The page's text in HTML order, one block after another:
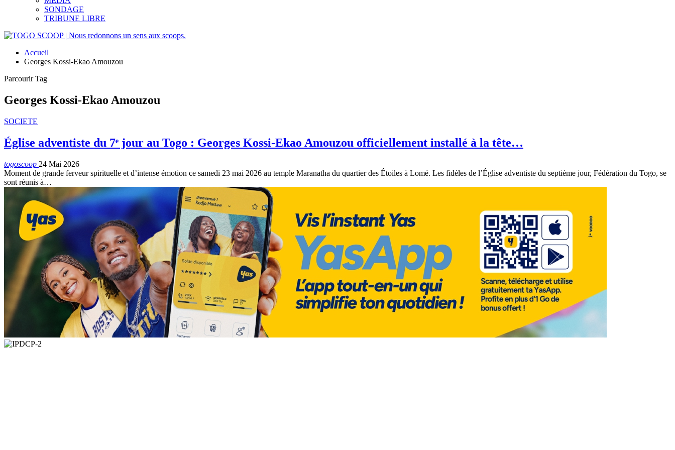
SONDAGE
TRIBUNE LIBRE
Accueil
Georges Kossi-Ekao Amouzou
Parcourir Tag
Georges Kossi-Ekao Amouzou
SOCIETE
Église adventiste du 7ᵉ jour au Togo : Georges Kossi-Ekao Amouzou officiellement installé à la tête…
togoscoop 24 Mai 2026
Moment de grande ferveur spirituelle et d’intense émotion ce samedi 23 mai 2026 au temple Maranatha du quartier des Étoiles à Lomé. Les fidèles de l’Église adventiste du septième jour, Fédération du Togo, se
sont réunis à…